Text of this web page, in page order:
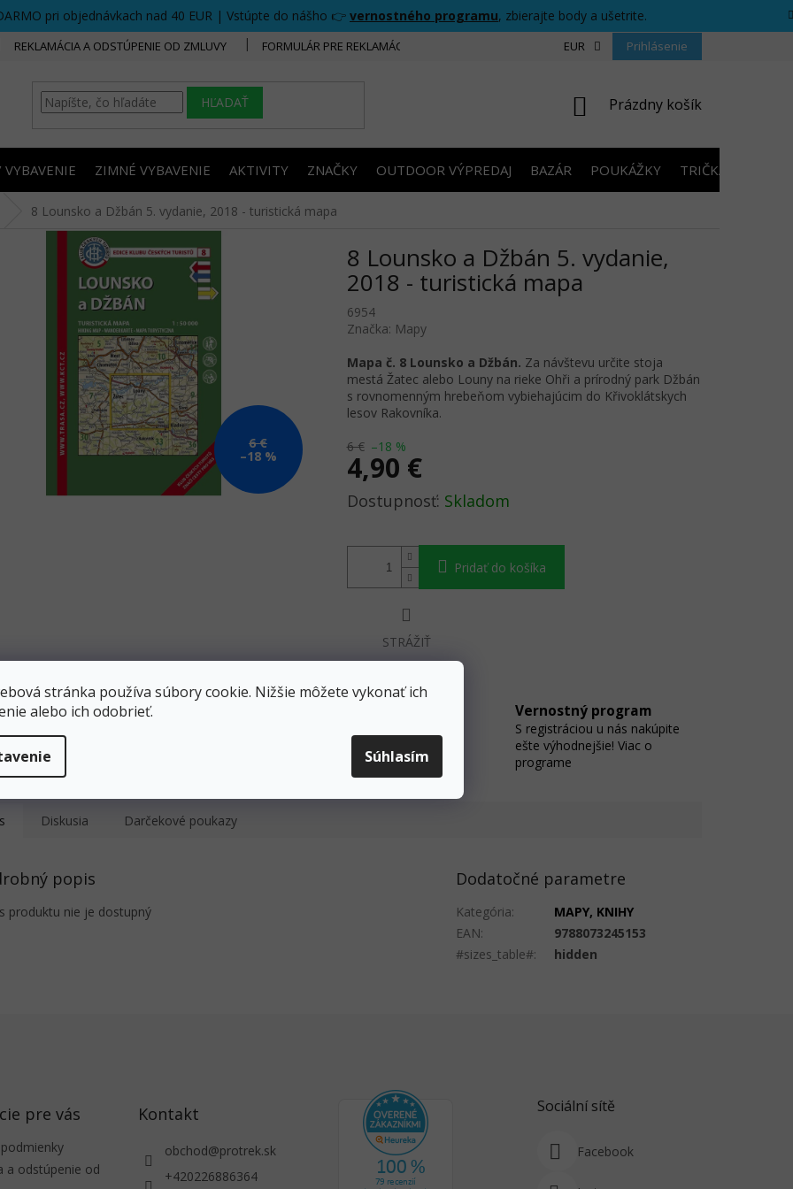
stránka používa súbory cookie. Nižšie môžete vykonať ich
alebo ich odobrieť.
Súhlasím
pri objednávkach nad 40 EUR | Vstúpte do nášho 👉 vernostného programu, zbierajte body a ušetrite.
REKLAMÁCIA A ODSTÚPENIE OD ZMLUVY FORMULÁR PRE REKLAMÁCIU FORMULÁR PRE ODSTÚPENIE OD ZMLUVY
EUR Prihlásenie
HĽADAŤ
NÁKUPNÝ
Prázdny košík
ZIMNÉ VYBAVENIE AKTIVITY ZNAČKY OUTDOOR VÝPREDAJ BAZÁR POUKÁŽKY TRIČKÁ S
8 Lounsko a Džbán 5. vydanie, 2018 - turistická mapa
6 €
–18 %
8 Lounsko a Džbán 5. vydanie,
2018 - turistická mapa
6954
Značka: Mapy
6 € –18 %
4,90 €
Jednotková
Skladom
Pridať do košíka
Mapa č. 8 Lounsko a Džbán. Za návštevu určite stoja
mestá Žatec alebo Louny na rieke Ohři a prírodný park Džbán
s rovnomenným hrebeňom vybiehajúcim do Křivoklátskych
lesov Rakovníka.
STRÁŽIŤ
Doprava zadarmo
40 EUR!
Všetko máme skladom na
okamžité odoslanie.
Vernostný program
S registráciou u nás nakúpite
ešte výhodnejšie! Viac o
programe
Diskusia Darčekové poukazy
popis
produktu nie je dostupný
Dodatočné parametre
Kategória:
MAPY, KNIHY
EAN:
9788073245153
#sizes_table#: hidden
pre vás
a odstúpenie od
Kontakt
obchod@protrek.sk
+420226886364
Sociální sítě
Facebook